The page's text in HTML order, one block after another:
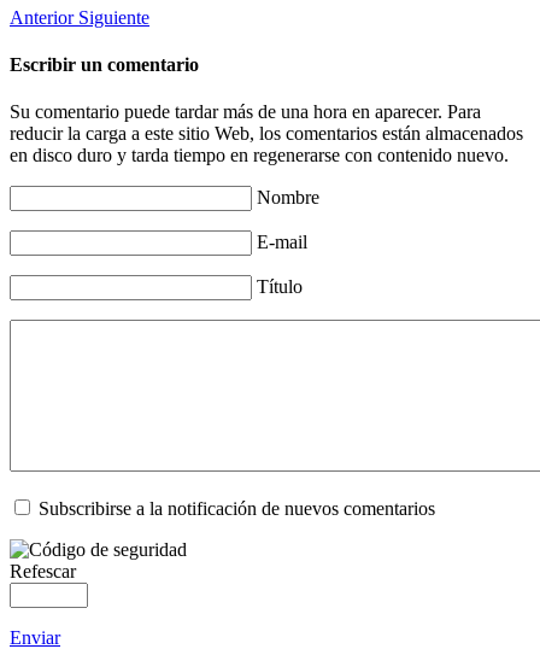
Anterior Siguiente
Escribir un comentario
Su comentario puede tardar más de una hora en aparecer. Para
reducir la carga a este sitio Web, los comentarios están almacenados
en disco duro y tarda tiempo en regenerarse con contenido nuevo.
Nombre
E-mail
Título
Subscribirse a la notificación de nuevos comentarios
Refescar
Enviar